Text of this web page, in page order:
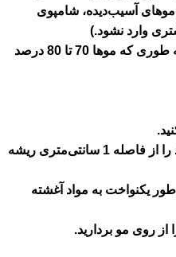
آسیب‌دیده، شامپوی
وارد نشود.)
آب اضافی موها را با حوله بگیرید، به طوری که موها 70 تا 80 درصد
با استفاده از قلمو، مواد کراتین سرد را از فاصله 1 سانتی‌متری ریشه
یکنواخت به مواد آغشته
از روی مو بردارید.